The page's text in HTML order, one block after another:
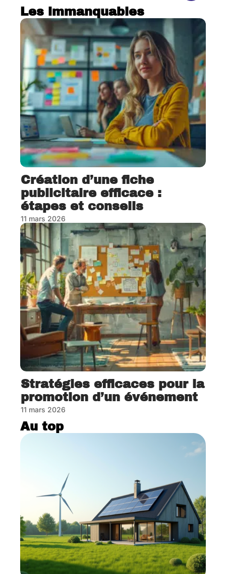
Les immanquables
Création d’une fiche
publicitaire efficace :
étapes et conseils
11 mars 2026
Stratégies efficaces pour la
promotion d’un événement
11 mars 2026
Au top